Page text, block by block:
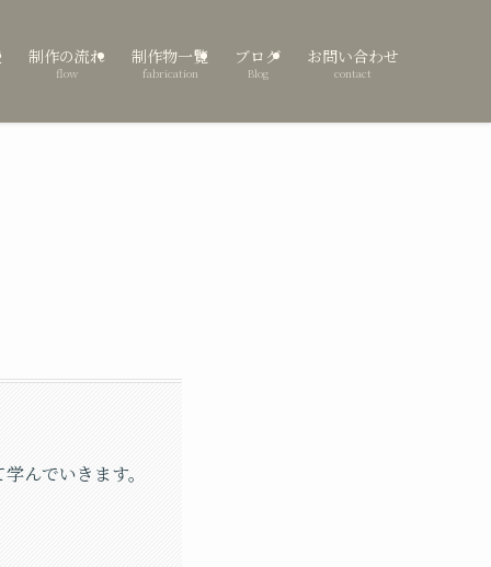
制作の流れ
flow
制作物一覧
fabrication
ブログ
Blog
お問い合わせ
contact
んでいきます。